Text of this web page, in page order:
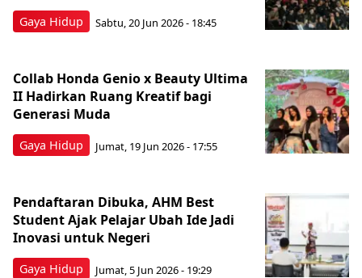
Gaya Hidup Sabtu, 20 Jun 2026 - 18:45
Gaya Hidup
Collab Honda Genio x Beauty Ultima
II Hadirkan Ruang Kreatif bagi
Generasi Muda
Jumat, 19 Jun 2026 - 17:55
Gaya Hidup
Pendaftaran Dibuka, AHM Best
Student Ajak Pelajar Ubah Ide Jadi
Inovasi untuk Negeri
Jumat, 5 Jun 2026 - 19:29